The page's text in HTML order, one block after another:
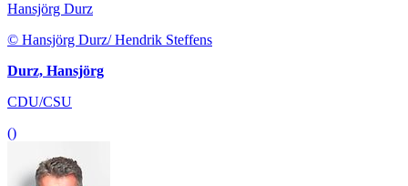
Hansjörg Durz
© Hansjörg Durz/ Hendrik Steffens
Durz, Hansjörg
CDU/CSU
()